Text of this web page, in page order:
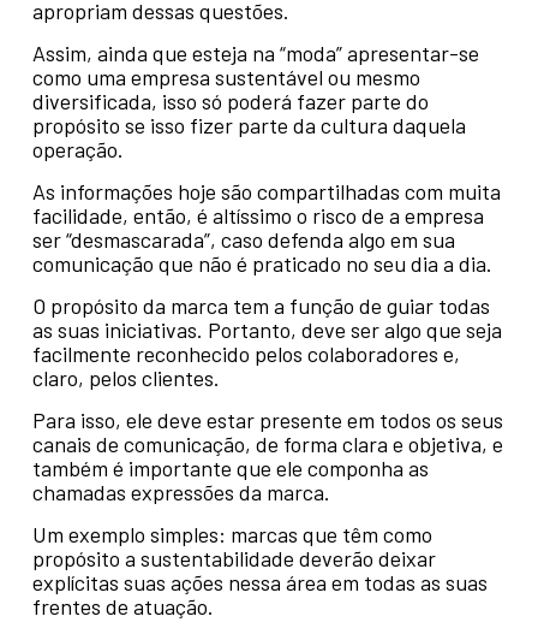
apropriam dessas questões.
Assim, ainda que esteja na “moda” apresentar-se
como uma empresa sustentável ou mesmo
diversificada, isso só poderá fazer parte do
propósito se isso fizer parte da cultura daquela
operação.
As informações hoje são compartilhadas com muita
facilidade, então, é altíssimo o risco de a empresa
ser “desmascarada”, caso defenda algo em sua
comunicação que não é praticado no seu dia a dia.
O propósito da marca tem a função de guiar todas
as suas iniciativas. Portanto, deve ser algo que seja
facilmente reconhecido pelos colaboradores e,
claro, pelos clientes.
Para isso, ele deve estar presente em todos os seus
canais de comunicação, de forma clara e objetiva, e
também é importante que ele componha as
chamadas expressões da marca.
Um exemplo simples: marcas que têm como
propósito a sustentabilidade deverão deixar
explícitas suas ações nessa área em todas as suas
frentes de atuação.